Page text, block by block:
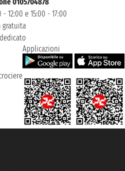
12:00 e 15:00 - 17:00
gratuita
Applicazioni